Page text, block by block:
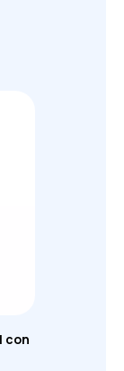
con